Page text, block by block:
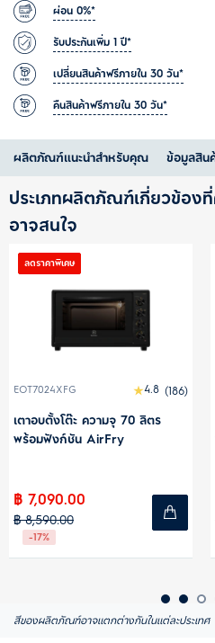
ผ่อน 0%*
รับประกันเพิ่ม 1 ปี*
เปลี่ยนสินค้าฟรีภายใน 30 วัน*
คืนสินค้าฟรีภายใน 30 วัน*
ผลิตภัณฑ์แนะนำสำหรับคุณ ข้อมูลสิน
ประเภทผลิตภัณฑ์เกี่ยวข้อง
อาจสนใจ
4.8 (186)
ลิตร
EOT4022XFG
เตาอบตั้งโต๊ะ ความจุ 40
พร้อมฟังก์ชัน AirFry
฿ 4,690.00
สีของผลิตภัณฑ์อาจแตกต่างกันในแต่ละประเทศ